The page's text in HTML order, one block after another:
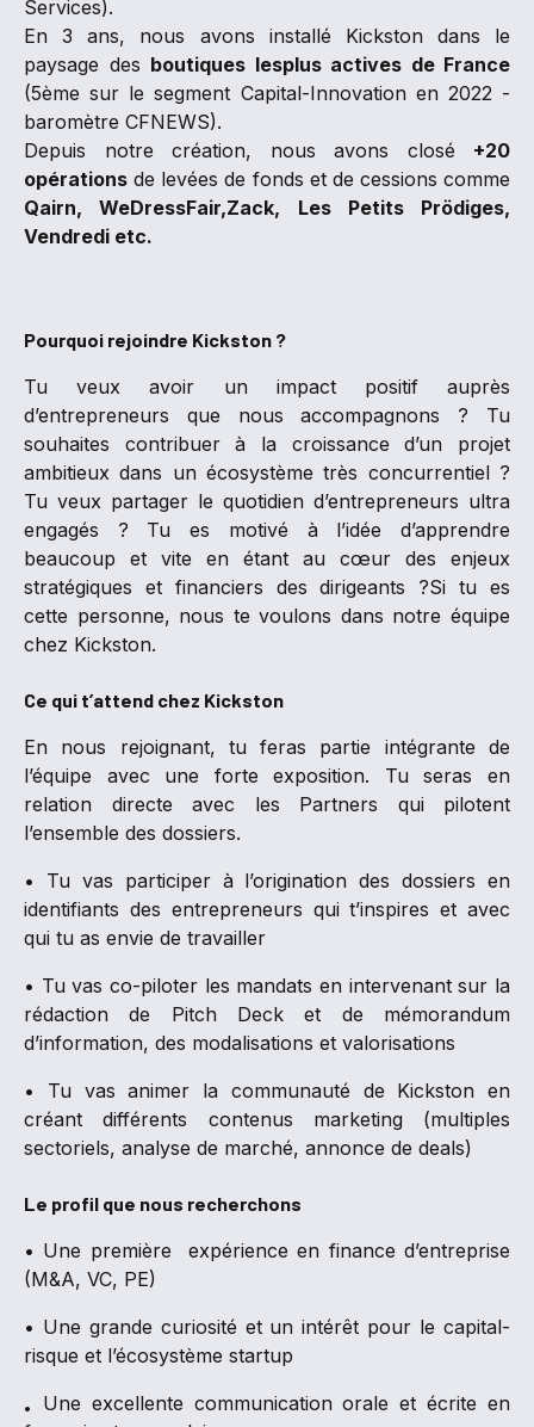
Services).
En 3 ans, nous avons installé Kickston dans le
paysage des boutiques lesplus actives de France
(5ème sur le segment Capital-Innovation en 2022 -
baromètre CFNEWS).
Depuis notre création, nous avons closé +20
opérations de levées de fonds et de cessions comme
Qairn, WeDressFair,Zack, Les Petits Prödiges,
Vendredi etc.
Pourquoi rejoindre Kickston ?
Tu veux avoir un impact positif auprès
d’entrepreneurs que nous accompagnons ? Tu
souhaites contribuer à la croissance d’un projet
ambitieux dans un écosystème très concurrentiel ?
Tu veux partager le quotidien d’entrepreneurs ultra
engagés ? Tu es motivé à l’idée d’apprendre
beaucoup et vite en étant au cœur des enjeux
stratégiques et financiers des dirigeants ?Si tu es
cette personne, nous te voulons dans notre équipe
chez Kickston.
Ce qui t’attend chez Kickston
En nous rejoignant, tu feras partie intégrante de
l’équipe avec une forte exposition. Tu seras en
relation directe avec les Partners qui pilotent
l’ensemble des dossiers.
• Tu vas participer à l’origination des dossiers en
identifiants des entrepreneurs qui t’inspires et avec
qui tu as envie de travailler
• Tu vas co-piloter les mandats en intervenant sur la
rédaction de Pitch Deck et de mémorandum
d’information, des modalisations et valorisations
• Tu vas animer la communauté de Kickston en
créant différents contenus marketing (multiples
sectoriels, analyse de marché, annonce de deals)
Le profil que nous recherchons
• Une première expérience en finance d’entreprise
(M&A, VC, PE)
• Une grande curiosité et un intérêt pour le capital-
risque et l’écosystème startup
•
Une excellente communication orale et écrite en